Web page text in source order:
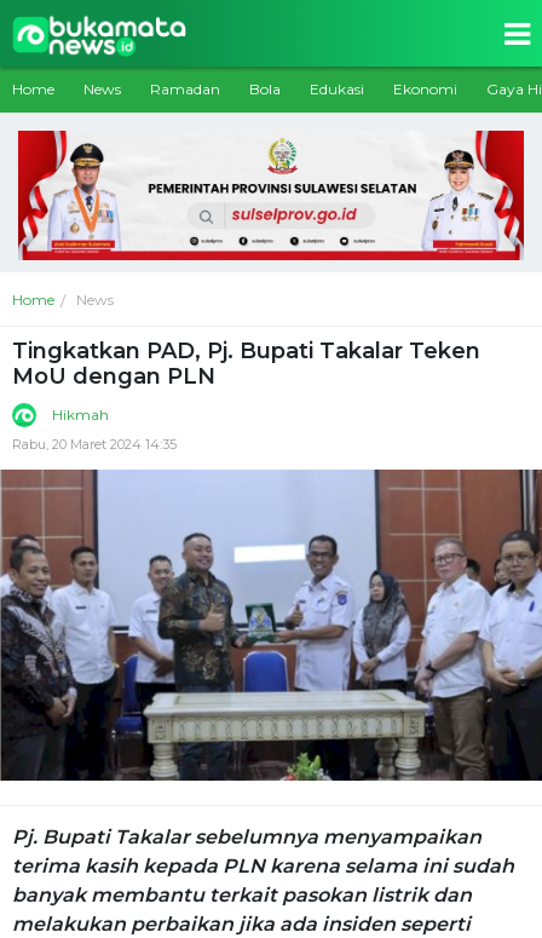
Home News Ramadan Bola Edukasi Ekonomi Gaya
Home News
Tingkatkan PAD, Pj. Bupati Takalar Teken
MoU dengan PLN
Hikmah
Rabu, 20 Maret 2024 14:35
Pj. Bupati Takalar sebelumnya menyampaikan
terima kasih kepada PLN karena selama ini sudah
banyak membantu terkait pasokan listrik dan
melakukan perbaikan jika ada insiden seperti